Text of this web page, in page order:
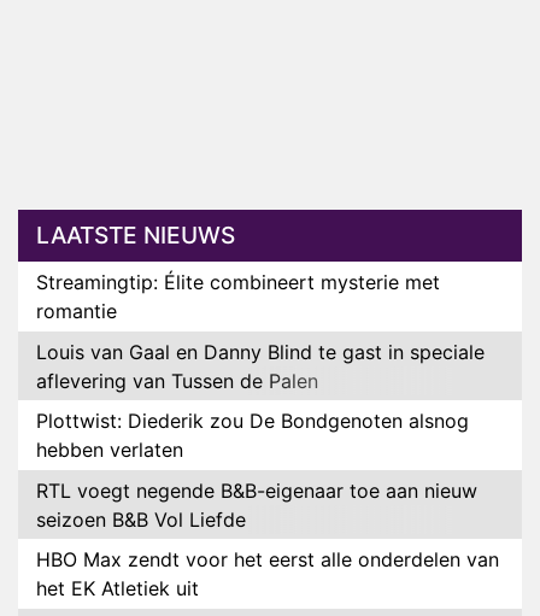
LAATSTE NIEUWS
Streamingtip: Élite combineert mysterie met
romantie
Louis van Gaal en Danny Blind te gast in speciale
aflevering van Tussen de Palen
Plottwist: Diederik zou De Bondgenoten alsnog
hebben verlaten
RTL voegt negende B&B-eigenaar toe aan nieuw
seizoen B&B Vol Liefde
HBO Max zendt voor het eerst alle onderdelen van
het EK Atletiek uit